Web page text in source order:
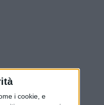
i cookie, e